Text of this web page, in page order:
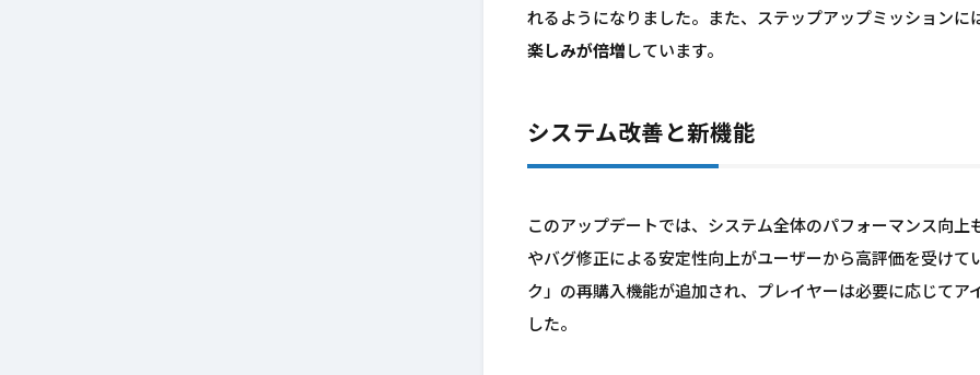
れるようになりました。また、ステップアップミッションに
楽しみが倍増 しています。
システム改善と新機能
このアップデートでは、システム全体のパフォーマンス向上
やバグ修正による安定性向上がユーザーから高評価を受けて
ク」の再購入機能が追加され、プレイヤーは必要に応じてア
した。